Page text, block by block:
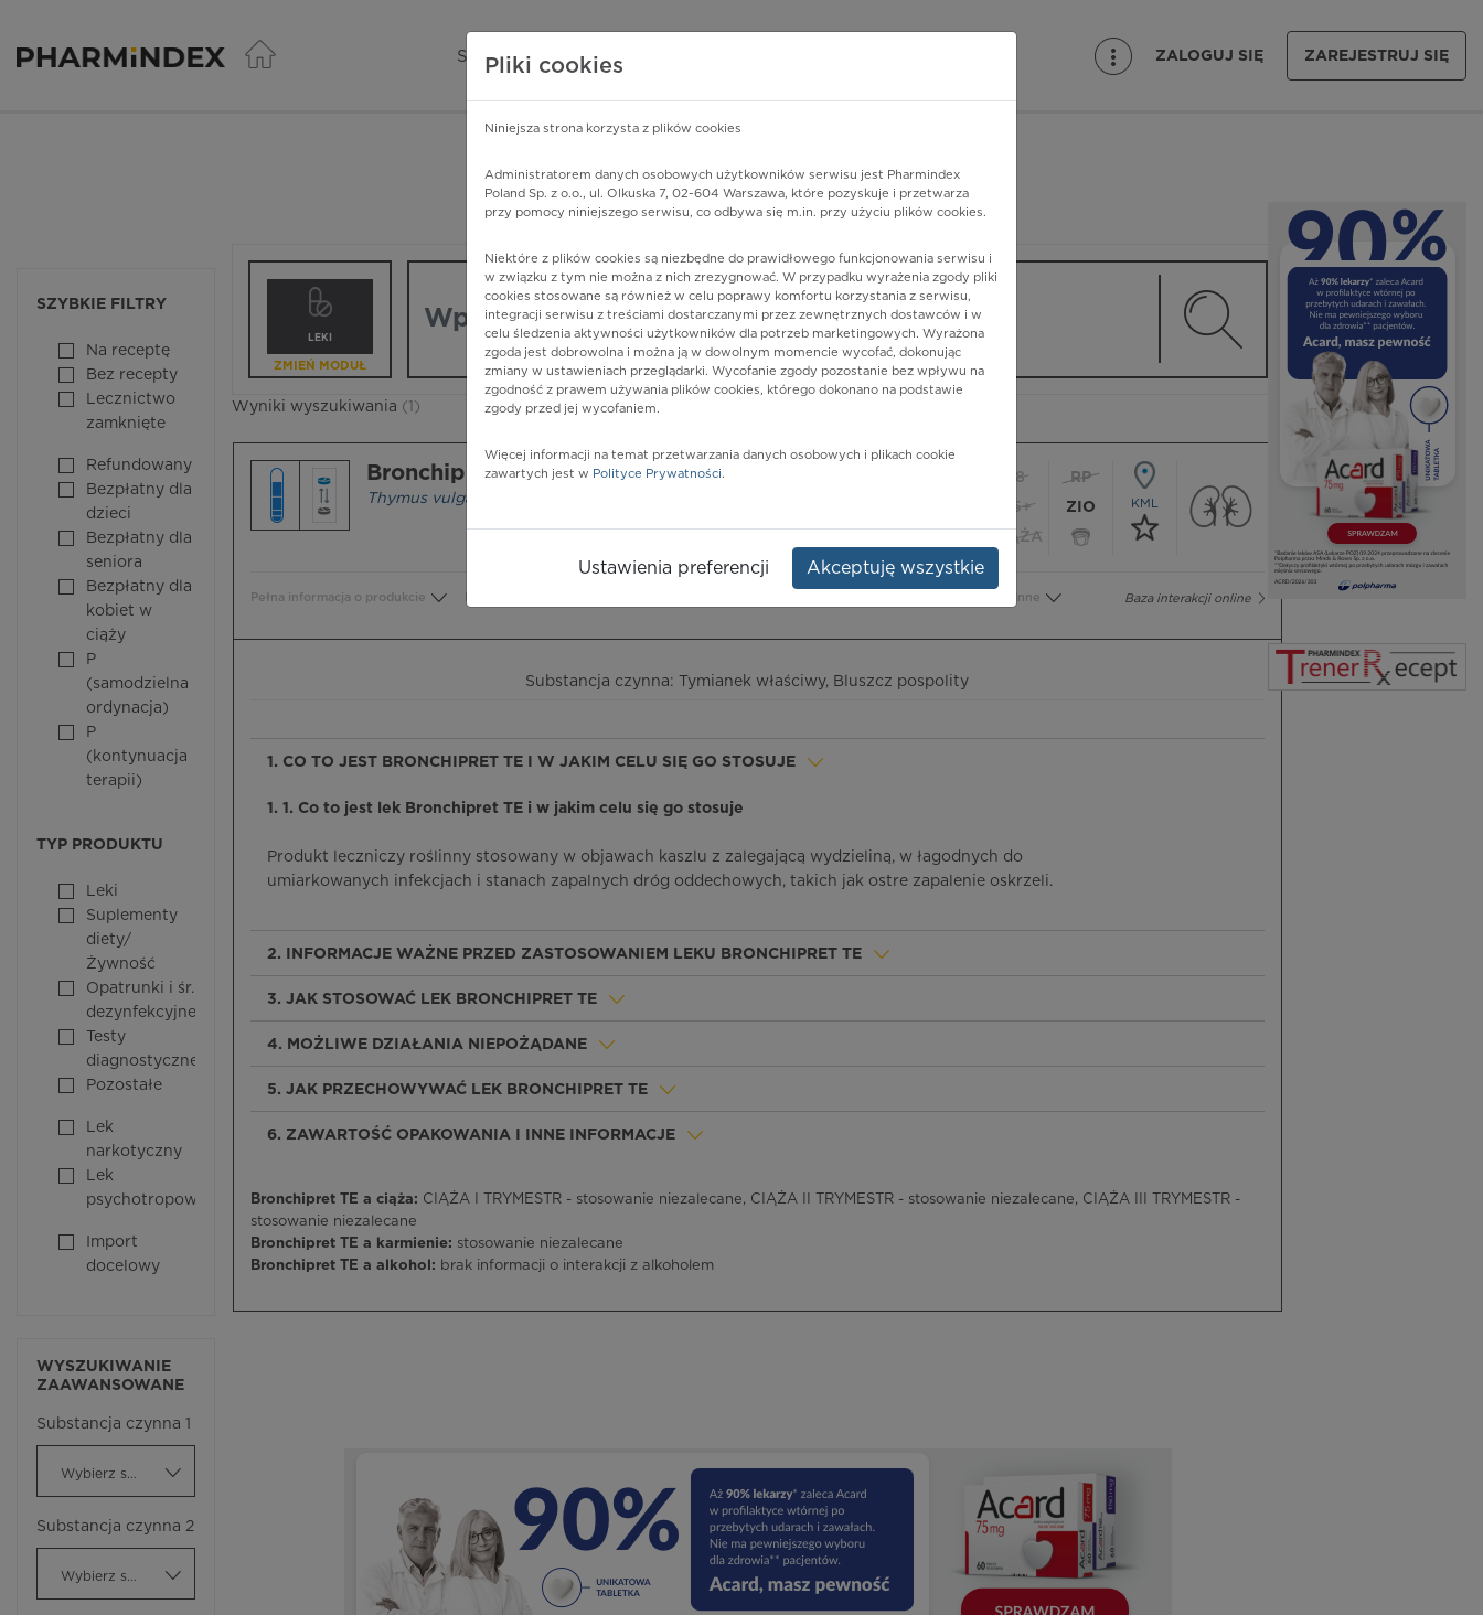
Pharmindex - lider wiedzy o lekach
SERWISY PHARMINDEX ZALOGUJ SIĘ ZAREJESTRUJ SIĘ
SZYBKIE FILTRY
Na receptę
Bez recepty
Lecznictwo
zamknięte
Refundowany
Bezpłatny dla
dzieci
Bezpłatny dla
seniora
Bezpłatny dla
kobiet w
ciąży
P
(samodzielna
ordynacja)
P
(kontynuacja
terapii)
TYP PRODUKTU
Leki
Suplementy
diety/
Żywność
Opatrunki i śr.
dezynfekcyjne
Testy
diagnostyczne
Pozostałe
Lek
narkotyczny
Lek
psychotropowy
Import
docelowy
WYSZUKIWANIE
ZAAWANSOWANE
Substancja czynna 1
Substancja czynna 2
Pharmindex
lider wiedzy o lekach
LEKI
ZMIEŃ MODUŁ
Wpisz nazwę lub substancję czynną
Wyniki wyszukiwania (1)
Bronchipret TE
Thymus vulgaris
Postać:syrop
18
65+
CIĄŻA
RP
ZIO
KML
Baza interakcji online
Pełna informacja o produkcie Inne
Substancja czynna: Tymianek właściwy, Bluszcz pospolity
1. CO TO JEST BRONCHIPRET TE I W JAKIM CELU SIĘ GO STOSUJE
1. 1. Co to jest lek Bronchipret TE i w jakim celu się go stosuje
Produkt leczniczy roślinny stosowany w objawach kaszlu z zalegającą wydzieliną, w łagodnych do
umiarkowanych infekcjach i stanach zapalnych dróg oddechowych, takich jak ostre zapalenie oskrzeli.
2. INFORMACJE WAŻNE PRZED ZASTOSOWANIEM LEKU BRONCHIPRET TE
3. JAK STOSOWAĆ LEK BRONCHIPRET TE
4. MOŻLIWE DZIAŁANIA NIEPOŻĄDANE
5. JAK PRZECHOWYWAĆ LEK BRONCHIPRET TE
6. ZAWARTOŚĆ OPAKOWANIA I INNE INFORMACJE
Bronchipret TE a ciąża: CIĄŻA I TRYMESTR - stosowanie niezalecane, CIĄŻA II TRYMESTR - stosowanie niezalecane, CIĄŻA III TRYMESTR -
stosowanie niezalecane
Bronchipret TE a karmienie: stosowanie niezalecane
Bronchipret TE a alkohol: brak informacji o interakcji z alkoholem
Pliki cookies
Niniejsza strona korzysta z plików cookies
Administratorem danych osobowych użytkowników serwisu jest Pharmindex
Poland Sp. z o.o., ul. Olkuska 7, 02-604 Warszawa, które pozyskuje i przetwarza
przy pomocy niniejszego serwisu, co odbywa się m.in. przy użyciu plików cookies.
Niektóre z plików cookies są niezbędne do prawidłowego funkcjonowania serwisu i
w związku z tym nie można z nich zrezygnować. W przypadku wyrażenia zgody pliki
cookies stosowane są również w celu poprawy komfortu korzystania z serwisu,
integracji serwisu z treściami dostarczanymi przez zewnętrznych dostawców i w
celu śledzenia aktywności użytkowników dla potrzeb marketingowych. Wyrażona
zgoda jest dobrowolna i można ją w dowolnym momencie wycofać, dokonując
zmiany w ustawieniach przeglądarki. Wycofanie zgody pozostanie bez wpływu na
zgodność z prawem używania plików cookies, którego dokonano na podstawie
zgody przed jej wycofaniem.
Więcej informacji na temat przetwarzania danych osobowych i plikach cookie
zawartych jest w Polityce Prywatności.
Ustawienia preferencji Akceptuję wszystkie